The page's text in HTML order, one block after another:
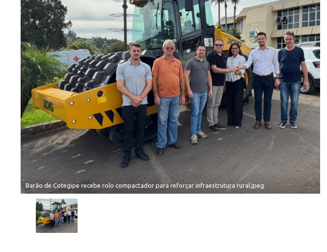
Barão de Cotegipe recebe rolo compactador para reforçar infraestrutura rural.jpeg